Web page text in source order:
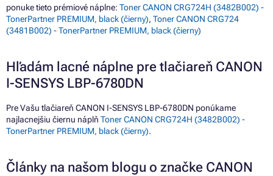
ponuke tieto prémiové náplne: Toner CANON CRG724H (3482B002) -
TonerPartner PREMIUM, black (čierny), Toner CANON CRG724
(3481B002) - TonerPartner PREMIUM, black (čierny)
Hľadám lacné náplne pre tlačiareň CANON
I-SENSYS LBP-6780DN
Pre Vašu tlačiareň CANON I-SENSYS LBP-6780DN ponúkame
najlacnejšiu čiernu náplň Toner CANON CRG724H (3482B002) -
TonerPartner PREMIUM, black (čierny).
Články na našom blogu o značke CANON